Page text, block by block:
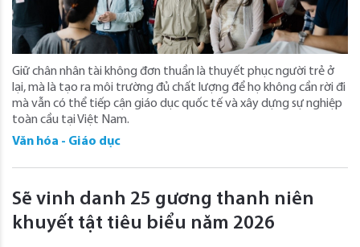
Giữ chân nhân tài không đơn thuần là thuyết phục người trẻ ở
lại, mà là tạo ra môi trường đủ chất lượng để họ không cần rời đi
mà vẫn có thể tiếp cận giáo dục quốc tế và xây dựng sự nghiệp
toàn cầu tại Việt Nam.
Văn hóa - Giáo dục
Sẽ vinh danh 25 gương thanh niên
khuyết tật tiêu biểu năm 2026